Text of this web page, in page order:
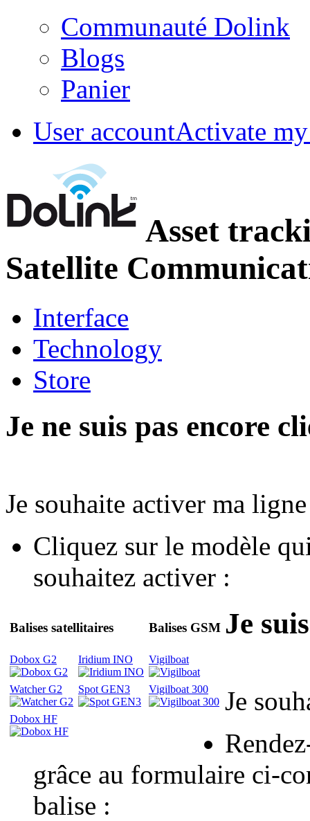
Communauté Dolink
Blogs
Panier
User accountActivate
Asset
Satellite
Interface
Technology
Store
Je ne suis pas encore
Je souhaite activer ma ligne
Cliquez sur le modèle
souhaitez activer :
Balises satellitaires Balises GSM
Dobox G2 Iridium INO Vigilboat
Watcher G2 Spot GEN3 Vigilboat 300
Dobox HF
Je
Je
grâce au formulaire ci-
balise :